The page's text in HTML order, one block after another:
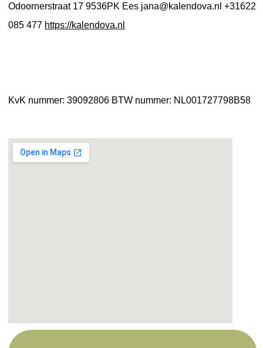
Odoornerstraat 17 9536PK Ees jana@kalendova.nl +31622
085 477 https://kalendova.nl
KvK nummer: 39092806 BTW nummer: NL001727798B58